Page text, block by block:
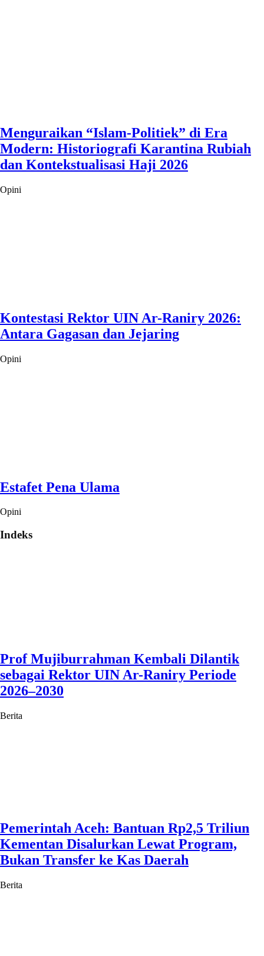
Menguraikan “Islam-Politiek” di Era
Modern: Historiografi Karantina Rubiah
dan Kontekstualisasi Haji 2026
Opini
Kontestasi Rektor UIN Ar-Raniry 2026:
Antara Gagasan dan Jejaring
Opini
Estafet Pena Ulama
Opini
Indeks
Prof Mujiburrahman Kembali Dilantik
sebagai Rektor UIN Ar-Raniry Periode
2026–2030
Berita
Pemerintah Aceh: Bantuan Rp2,5 Triliun
Kementan Disalurkan Lewat Program,
Bukan Transfer ke Kas Daerah
Berita